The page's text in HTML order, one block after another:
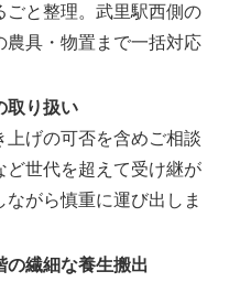
ごと整理。武里駅西側の
農具・物置まで一括対応
取り扱い
げの可否を含めご相談
ど世代を超えて受け継が
がら慎重に運び出しま
の繊細な養生搬出